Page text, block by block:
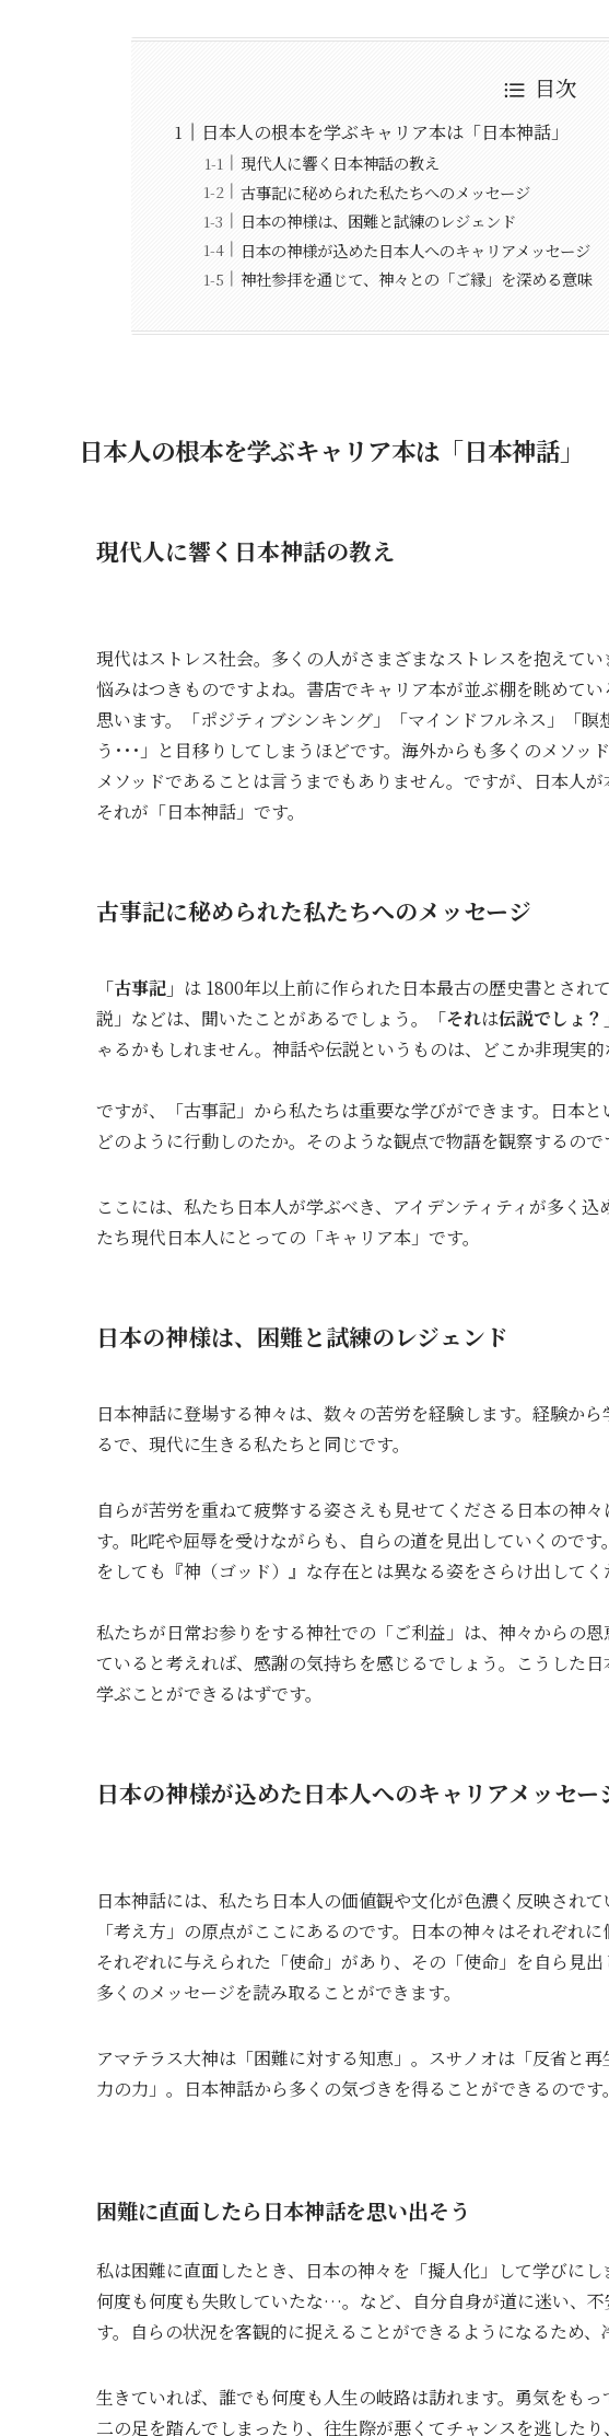
目次
日本人の根本を学ぶキャリア本は「日本神話」
現代人に響く日本神話の教え
古事記に秘められた私たちへのメッセージ
日本の神様は、困難と試練のレジェンド
日本の神様が込めた日本人へのキャリアメッセージ
神社参拝を通じて、神々との「ご縁」を深める意味
日本人の根本を学ぶキャリア本は「日本神話」
現代人に響く日本神話の教え
現代はストレス社会。多くの人がさまざまなストレスを抱えてい
悩みはつきものですよね。書店でキャリア本が並ぶ棚を眺めて
思います。「ポジティブシンキング」「マインドフルネス」「
う･･･」と目移りしてしまうほどです。海外からも多くのメソッ
メソッドであることは言うまでもありません。ですが、日本人が
それが「日本神話」です。
古事記に秘められた私たちへのメッセージ
「古事記」 は 1800年以上前に作られた日本最古の歴史書とされ
説」などは、聞いたことがあるでしょう。
「それは伝説でしょ？」
ゃるかもしれません。神話や伝説というものは、どこか非現実的
ですが、「古事記」から私たちは重要な学びができます。 日本と
どのように行動しのたか。そのような観点で物語を観察するので
ここには、 私たち日本人が学ぶべき、アイデンティティが多く込
たち現代日本人にとっての「キャリア本」です。
日本の神様は、困難と試練のレジェンド
日本神話に登場する神々は、数々の苦労を経験します。経験か
るで、現代に生きる私たちと同じです。
自らが苦労を重ねて疲弊する姿さえも見せてくださる日本の神
す。叱咤や屈辱を受けながらも、自らの道を見出していくので
をしても『神（ゴッド）』な存在とは異なる姿をさらけ出してく
私たちが日常お参りをする神社での「ご利益」は、神々からの
ていると考えれば、感謝の気持ちを感じるでしょう。こうした
学ぶことができるはずです。
日本の神様が込めた日本人へのキャリアメッセー
日本神話には、私たち日本人の価値観や文化が色濃く反映され
「考え方」の原点がここにあるのです。日本の神々はそれぞれ
それぞれに与えられた「使命」があり、その「使命」を自ら見
多くのメッセージを読み取ることができます。
アマテラス大神は「困難に対する知恵」。スサノオは「反省と
力の力」。日本神話から多くの気づきを得ることができるのです。
困難に直面したら日本神話を思い出そう
私は困難に直面したとき、日本の神々を「擬人化」して学びにし
何度も何度も失敗していたな…。など、自分自身が道に迷い、
す。自らの状況を客観的に捉えることができるようになるため、
生きていれば、誰でも何度も人生の岐路は訪れます。勇気をもっ
二の足を踏んでしまったり、往生際が悪くてチャンスを逃した